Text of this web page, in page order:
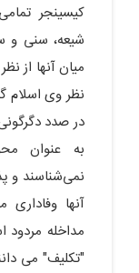
کیسینجر
شیعه، سنی و
میان آنها از
نظر وی اسلام
در صدد
به عنوان
نمی‌شناسند و
آنها
مداخله
"تکلیف" می